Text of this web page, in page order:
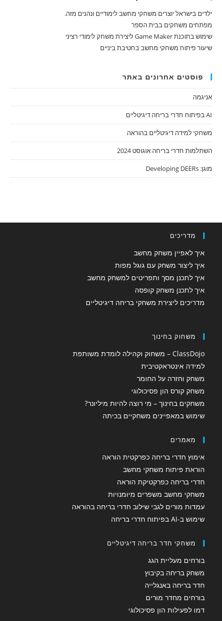
ילדים בישראל יוצרים משחקי מחשב לימודיים ונהנים מזה.
מפתחים משחקים בבית הספר
שימוש בתוכנת Game Maker ליצירת משחק לימודי רציני
שיעור פיתוח משחקי מחשב בחטיבת ביניים
פוסטים אחרונים באתר
אניגמה
AI בפיתוח חדרי בריחה דיגיטליים
משחקי למידה דיגיטליים בהוראה
השתלמות חדרי בריחה אוגוסט 2024
מוגן: Developing DEERs
מדריכים
איך לאפיין משחק מחשב
איך ליצור משחק עם גוגל מפות
איך לתכנן מסך ותפריטים למשחק מחשב
איך לתכנן משחק קופסה
מדריכים ליצירת משחקי בריחה דיגיטליים
משחוק בחינוך
ClassDojo – משחוק וקהילה לומדת משותפת
למידה אינטראקטיבית
משחק וחזרה על החומר
משחק קורס הון פסיכולוגי
משחקים בחינוך – מי רוצה להיות מיליונר?
שימוש במאפיינים משחקיים בכיתה
מאמרים
אימוץ חדרי בריחה כפרקטית הוראה
הוראת פיתוח משחקי מחשב
חדרי בריחה כפרקטיקת הוראה
משחקי מחשב משפרים מיומנויות
עמדות מורים לגבי שילוב חדרי בריחה בהוראה
שימוש ב-AI בפיתוח חדרי בריחה
משחקי חדר בריחה דיגיטליים
בורחים מעליית הגג
משחק בריחה בקיבוץ
חדר בריחה באנגלייה
בורחים מחדר מורים
דמו לפעילות הון פסיכולוגי